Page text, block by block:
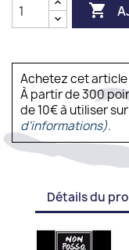

Achetez cet
À partir de 300
de 10€ à utiliser
d'informations).
Détails du